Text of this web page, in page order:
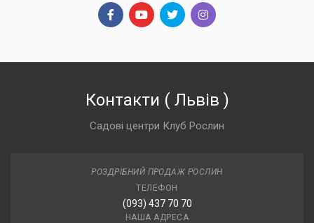
Контакти ( Львів )
Садові центри Клуб Рослин
РОЗДРІБНИЙ ПРОДАЖ РОСЛИН
ТЕЛЕФОН
(093) 437 70 70
НАША АДРЕСА